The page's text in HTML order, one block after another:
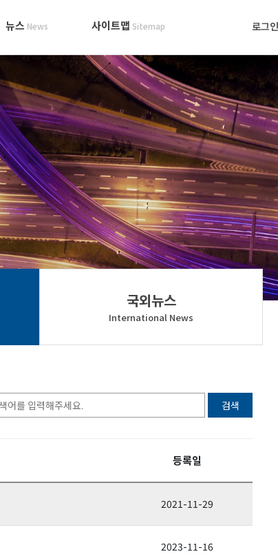
로그
뉴스 News 사이트맵 Sitemap
국외뉴스
International News
검색
등록일
2021-11-29
2023-11-16